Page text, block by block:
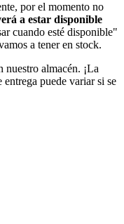
por el momento no
a estar disponible
cuando esté disponible"
a tener en stock.
nuestro almacén. ¡La
puede variar si se